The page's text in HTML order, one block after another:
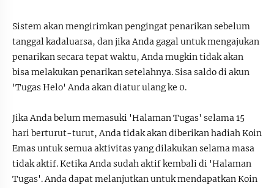
Sistem akan mengirimkan pengingat penarikan sebelum
tanggal kadaluarsa, dan jika Anda gagal untuk mengajukan
penarikan secara tepat waktu, Anda mugkin tidak akan
bisa melakukan penarikan setelahnya. Sisa saldo di akun
'Tugas Helo' Anda akan diatur ulang ke 0.
Jika Anda belum memasuki 'Halaman Tugas' selama 15
hari berturut-turut, Anda tidak akan diberikan hadiah Koin
Emas untuk semua aktivitas yang dilakukan selama masa
tidak aktif. Ketika Anda sudah aktif kembali di 'Halaman
Tugas'. Anda dapat melanjutkan untuk mendapatkan Koin